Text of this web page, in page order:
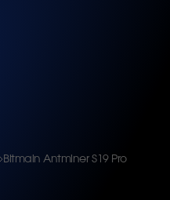
Bitmain Antminer S19 Pro